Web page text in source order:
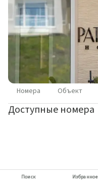
Номера Объект
Доступные номера
Поиск Избранное